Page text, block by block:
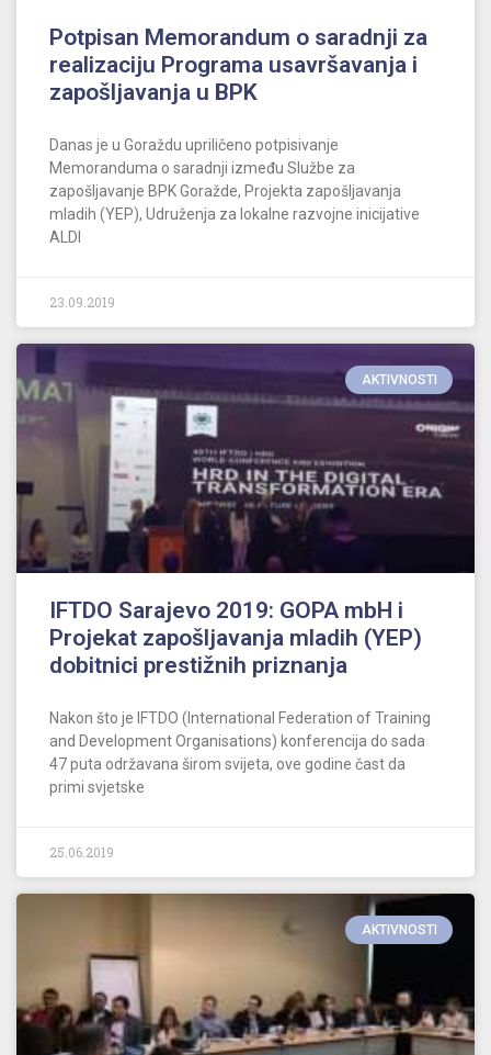
Potpisan Memorandum o saradnji za
realizaciju Programa usavršavanja i
zapošljavanja u BPK
Danas je u Goraždu upriličeno potpisivanje
Memoranduma o saradnji između Službe za
zapošljavanje BPK Goražde, Projekta zapošljavanja
mladih (YEP), Udruženja za lokalne razvojne inicijative
ALDI
23.09.2019
AKTIVNOSTI
IFTDO Sarajevo 2019: GOPA mbH i
Projekat zapošljavanja mladih (YEP)
dobitnici prestižnih priznanja
Nakon što je IFTDO (International Federation of Training
and Development Organisations) konferencija do sada
47 puta održavana širom svijeta, ove godine čast da
primi svjetske
25.06.2019
AKTIVNOSTI